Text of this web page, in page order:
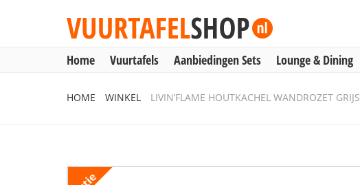
Aanbiedingen Sets
Home Vuurtafels Aanbiedingen Sets Lounge & Dining
HOME WINKEL LIVIN’FLAME HOUTKACHEL WANDROZET GRIJS